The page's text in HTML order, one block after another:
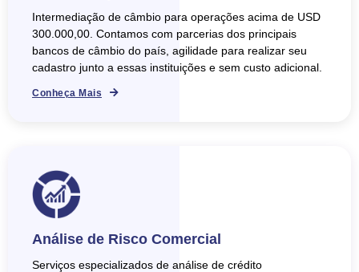
Intermediação de câmbio para operações acima de USD
300.000,00. Contamos com parcerias dos principais
bancos de câmbio do país, agilidade para realizar seu
cadastro junto a essas instituições e sem custo adicional.
Conheça Mais
Análise de Risco Comercial
Serviços especializados de análise de crédito